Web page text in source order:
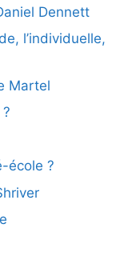
Dennett
l’individuelle,
Martel
école ?